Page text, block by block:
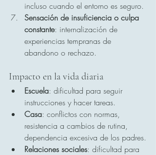
incluso cuando el entorno es seguro.
Sensación de insuficiencia o culpa
constante: internalización de
experiencias tempranas de
abandono o rechazo.
Impacto en la vida diaria
Escuela: dificultad para seguir
instrucciones y hacer tareas.
Casa: conflictos con normas,
resistencia a cambios de rutina,
dependencia excesiva de los padres.
Relaciones sociales: dificultad para